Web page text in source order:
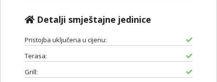
Detalji smještajne jedinice
Pristojba uključena u cijenu:
Terasa:
Grill: